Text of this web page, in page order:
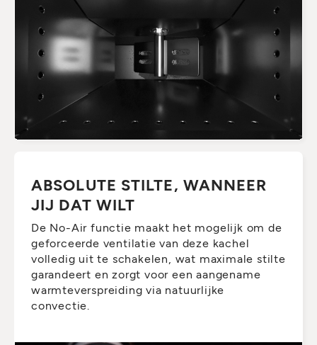
ABSOLUTE STILTE, WANNEER
JIJ DAT WILT
De No-Air functie maakt het mogelijk om de
geforceerde ventilatie van deze kachel
volledig uit te schakelen, wat maximale stilte
garandeert en zorgt voor een aangename
warmteverspreiding via natuurlijke
convectie.